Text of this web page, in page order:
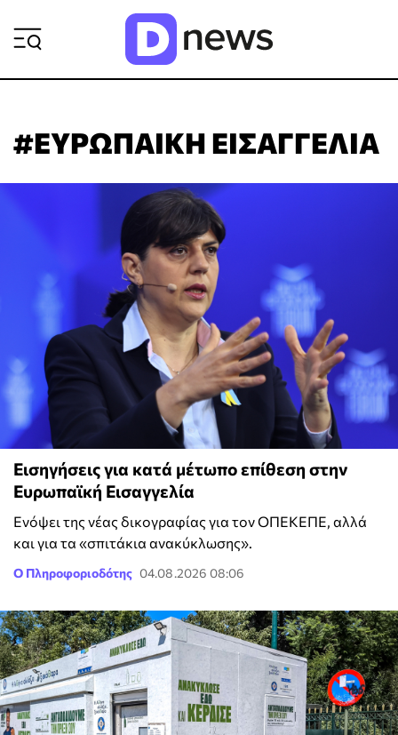
#ΕΥΡΩΠΑΙΚΗ ΕΙΣΑΓΓΕΛΙΑ
Εισηγήσεις για κατά μέτωπο επίθεση στην
Ευρωπαϊκή Εισαγγελία
Ενόψει της νέας δικογραφίας για τον ΟΠΕΚΕΠΕ, αλλά
και για τα «σπιτάκια ανακύκλωσης».
Ο Πληροφοριοδότης 04.08.2026 08:06